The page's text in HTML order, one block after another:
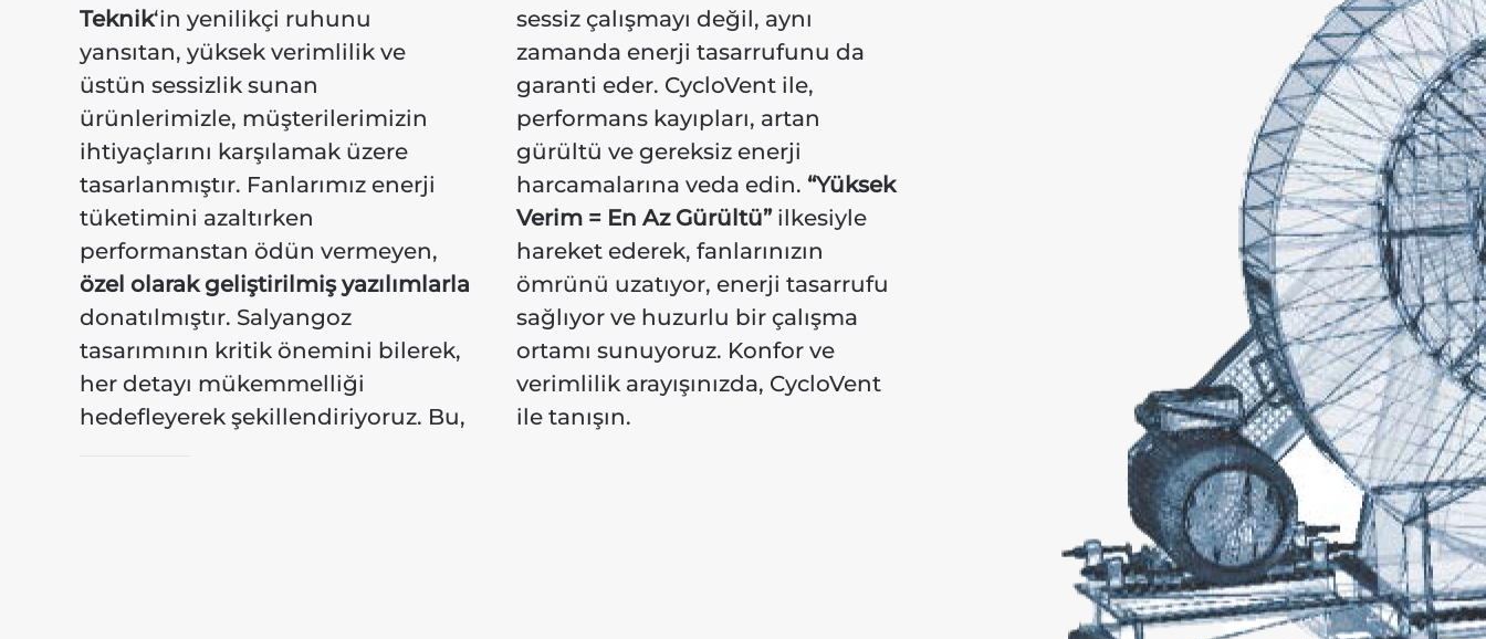
Teknik‘in yenilikçi ruhunu
yansıtan, yüksek verimlilik ve
üstün sessizlik sunan
ürünlerimizle, müşterilerimizin
ihtiyaçlarını karşılamak üzere
tasarlanmıştır. Fanlarımız enerji
tüketimini azaltırken
performanstan ödün vermeyen,
özel olarak geliştirilmiş yazılımlarla
donatılmıştır. Salyangoz
tasarımının kritik önemini bilerek,
her detayı mükemmelliği
hedefleyerek şekillendiriyoruz. Bu,
sessiz çalışmayı değil, aynı
zamanda enerji tasarrufunu da
garanti eder. CycloVent ile,
performans kayıpları, artan
gürültü ve gereksiz enerji
harcamalarına veda edin. “Yüksek
Verim = En Az Gürültü”ilkesiyle
hareket ederek, fanlarınızın
ömrünü uzatıyor, enerji tasarrufu
sağlıyor ve huzurlu bir çalışma
ortamı sunuyoruz. Konfor ve
verimlilik arayışınızda, CycloVent
ile tanışın.